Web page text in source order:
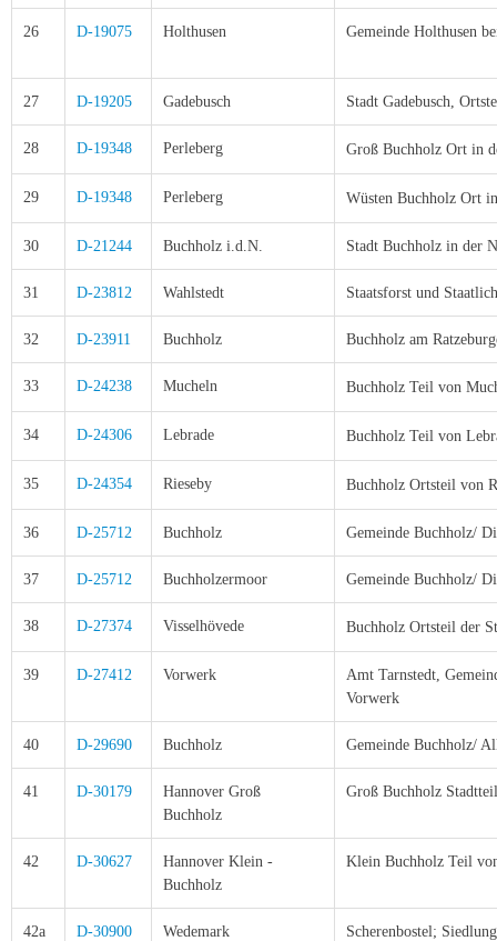
26 D-19075 Holthusen Gemeinde Holthusen
27 D-19205 Gadebusch Stadt Gadebusch,
28 D-19348 Perleberg Groß Buchholz Ort in
29 D-19348 Perleberg Wüsten Buchholz Ort in
30 D-21244 Buchholz i.d.N. Stadt Buchholz in der
31 D-23812 Wahlstedt Staatsforst und
32 D-23911 Buchholz Buchholz am
33 D-24238 Mucheln Buchholz Teil von
34 D-24306 Lebrade Buchholz Teil von
35 D-24354 Rieseby Buchholz Ortsteil von
36 D-25712 Buchholz Gemeinde Buchholz/
37 D-25712 Buchholzermoor Gemeinde Buchholz/
38 D-27374 Visselhövede Buchholz Ortsteil der
39 D-27412 Vorwerk
Amt Tarnstedt,
Vorwerk
40 D-29690 Buchholz Gemeinde Buchholz/
41 D-30179 Hannover Groß
Buchholz
Groß Buchholz
42 D-30627
Hannover Klein -
Buchholz
Klein Buchholz Teil
42a D-30900 Wedemark Scherenbostel;